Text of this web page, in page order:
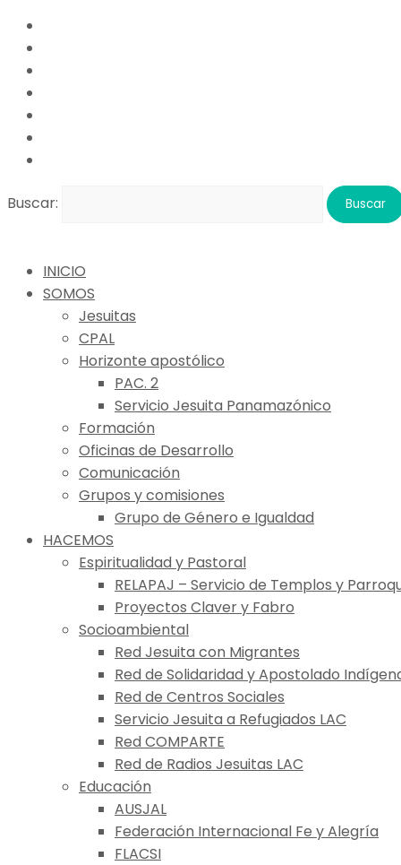
Buscar:
INICIO
SOMOS
Jesuitas
CPAL
Horizonte apostólico
PAC. 2
Servicio Jesuita Panamazónico
Formación
Oficinas de Desarrollo
Comunicación
Grupos y comisiones
Grupo de Género e Igualdad
HACEMOS
Espiritualidad y Pastoral
RELAPAJ – Servicio de Templos y
Proyectos Claver y Fabro
Socioambiental
Red Jesuita con Migrantes
Red de Solidaridad y Apostolado
Red de Centros Sociales
Servicio Jesuita a Refugiados LAC
Red COMPARTE
Red de Radios Jesuitas LAC
Educación
AUSJAL
Federación Internacional Fe y Alegría
FLACSI